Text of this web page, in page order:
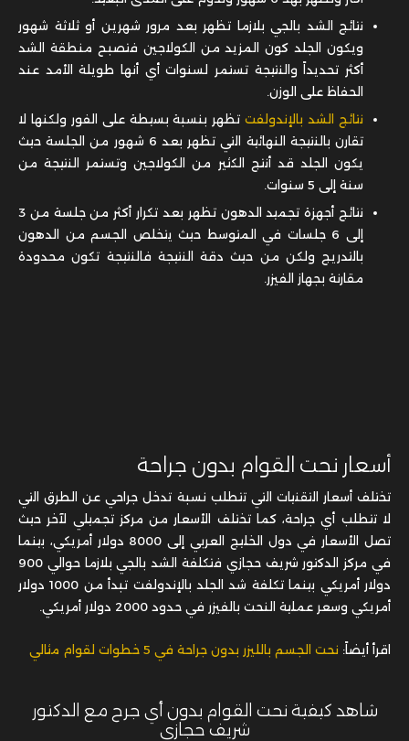
نتائج الشد بالجي بلازما تظهر بعد مرور شهرين أو ثلاثة شهور
ويكون الجلد كون المزيد من الكولاجين فتصبح منطقة الشد
أكثر تحديداً والنتيجة تستمر لسنوات أي أنها طويلة الأمد عند
الحفاظ على الوزن.
نتائج الشد بالإندولفتتظهر بنسبة بسيطة على الفور ولكنها لا
تقارن بالنتيجة النهائية التي تظهر بعد 6 شهور من الجلسة حيث
يكون الجلد قد أنتج الكثير من الكولاجين وتستمر النتيجة من
سنة إلى 5 سنوات.
نتائج أجهزة تجميد الدهون تظهر بعد تكرار أكثر من جلسة من 3
إلى 6 جلسات في المتوسط حيث يتخلص الجسم من الدهون
بالتدريج ولكن من حيث دقة النتيجة فالنتيجة تكون محدودة
مقارنة بجهاز الفيزر.
أسعار نحت القوام بدون جراحة
تختلف أسعار التقنيات التي تتطلب نسبة تدخل جراحي عن الطرق التي
لا تتطلب أي جراحة، كما تختلف الأسعار من مركز تجميلي لآخر حيث
تصل الأسعار في دول الخليج العربي إلى 8000 دولار أمريكي، بينما
في مركز الدكتور شريف حجازي فتكلفة الشد بالجي بلازما حوالي 900
دولار أمريكي بينما تكلفة شد الجلد بالإندولفت تبدأ من 1000 دولار
أمريكي وسعر عملية النحت بالفيزر في حدود 2000 دولار أمريكي.
اقرأ أيضاً: نحت الجسم بالليزر بدون جراحة في 5 خطوات لقوام مثالي
شاهد كيفية نحت القوام بدون أي جرح مع الدكتور
شريف حجازي